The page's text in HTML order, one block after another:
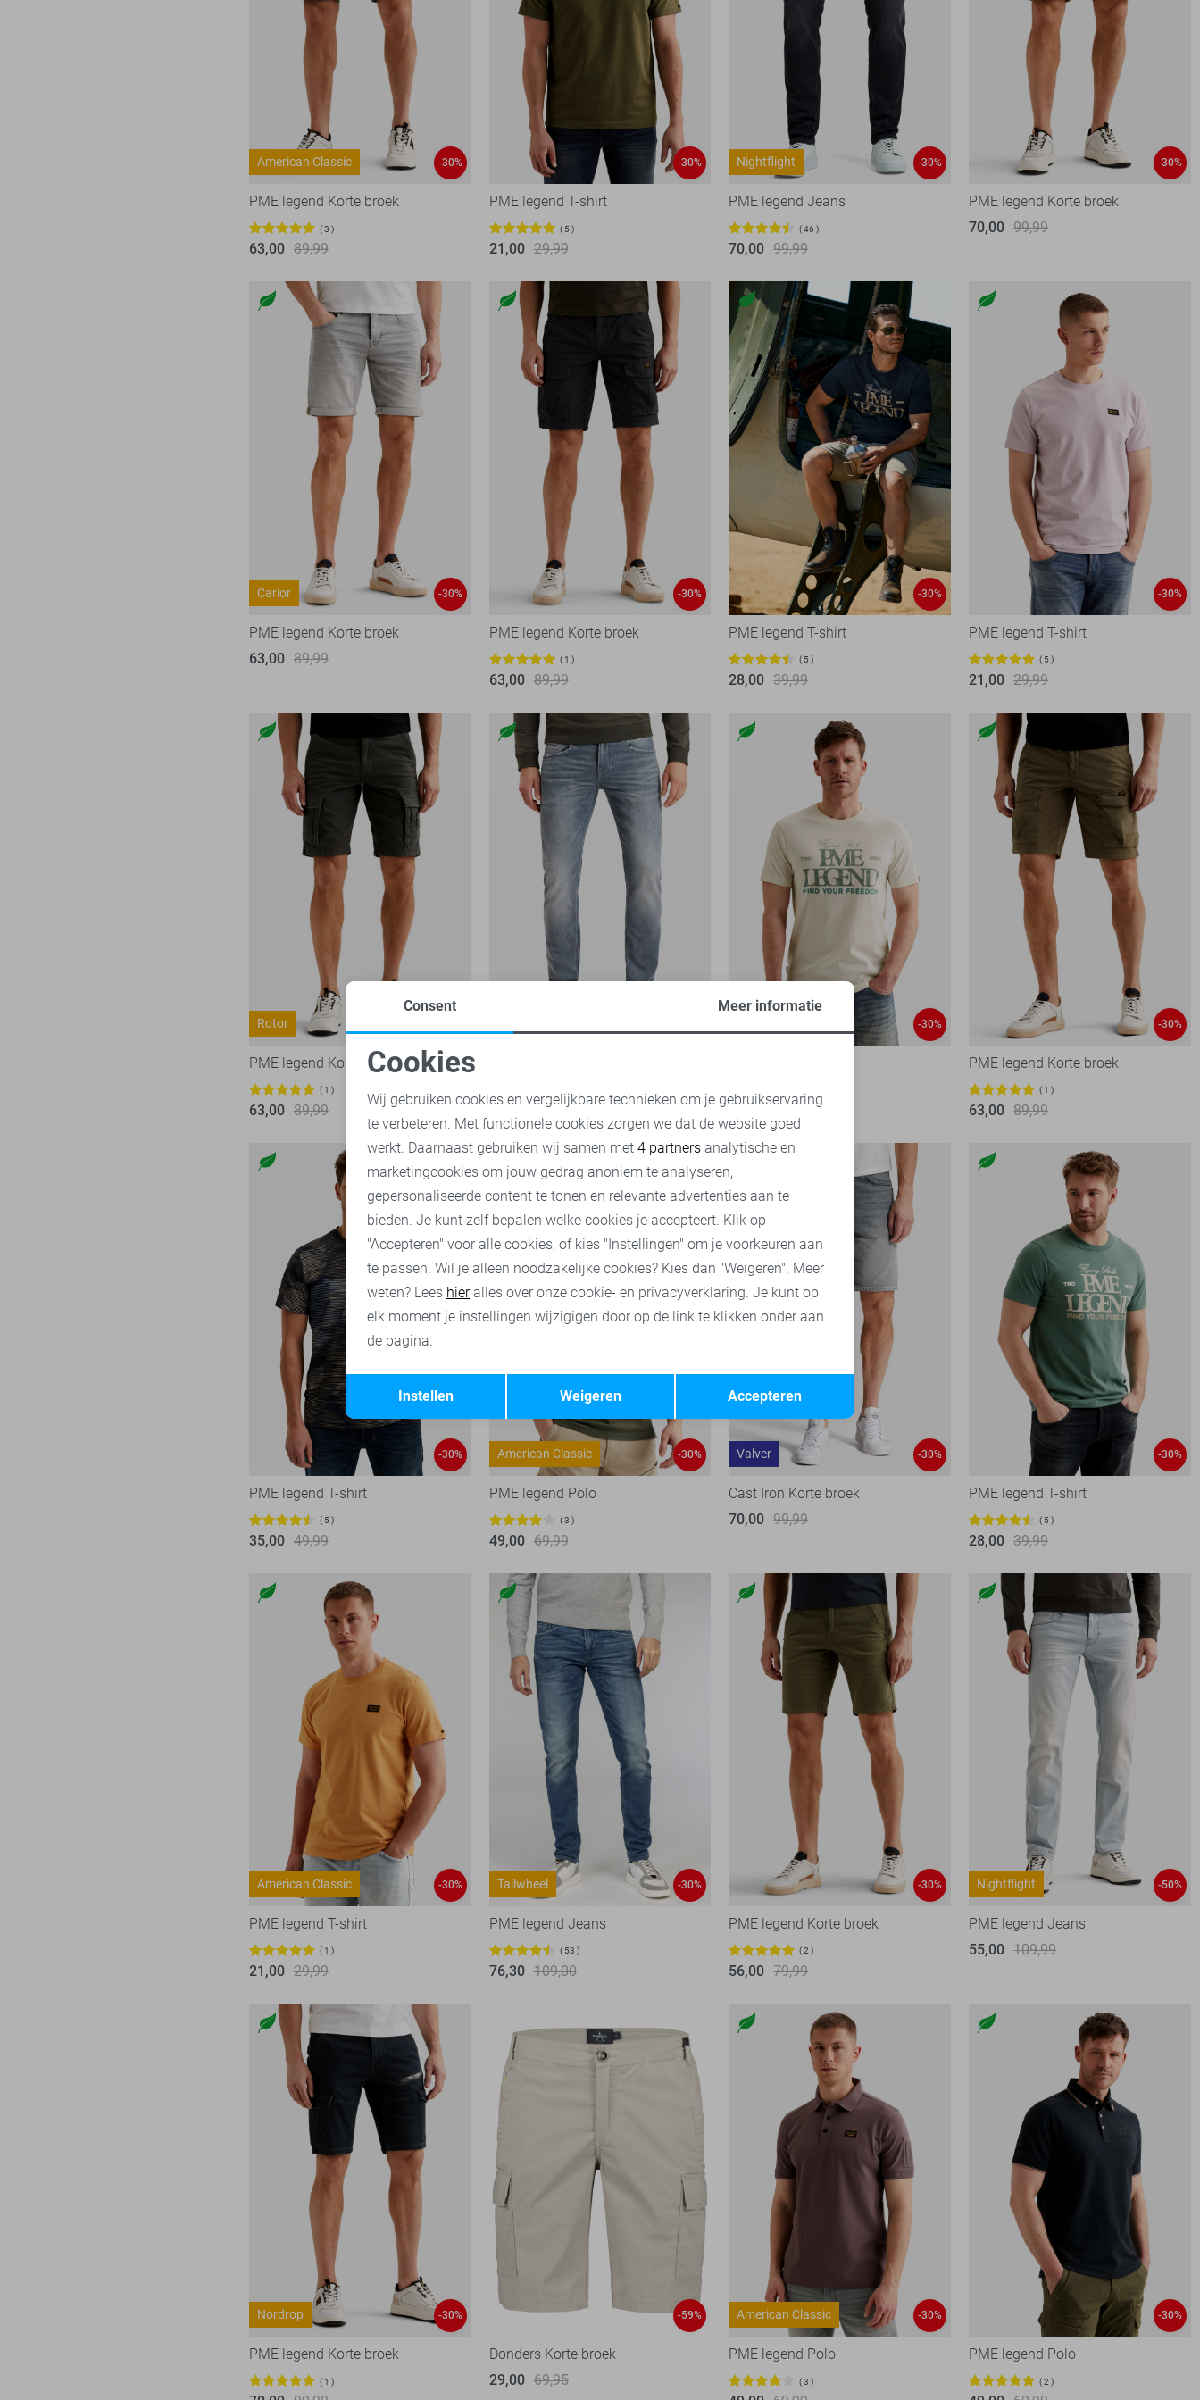
American Classic -30%
PME legend Korte broek
3
63,00 89,99
-30%
PME legend T-shirt
5
21,00 29,99
Nightflight -30%
PME legend Jeans
46
70,00 99,99
-30%
PME legend Korte broek
70,00 99,99
Carior -30%
PME legend Korte broek
63,00 89,99
-30%
PME legend Korte broek
1
63,00 89,99
-30%
PME legend T-shirt
5
28,00 39,99
-30%
PME legend T-shirt
5
21,00 29,99
Rotor
PME legend Korte broek
1
63,00 89,99 84,00 119,99
-30%
28,00 39,99
-30%
PME legend Korte broek
1
63,00 89,99
-30%
PME legend T-shirt
5
35,00 49,99
American Classic -30%
PME legend Polo
3
49,00 69,99
Valver -30%
Cast Iron Korte broek
70,00 99,99
-30%
PME legend T-shirt
5
28,00 39,99
American Classic -30%
PME legend T-shirt
1
21,00 29,99
Tailwheel -30%
PME legend Jeans
53
76,30 109,00
-30%
PME legend Korte broek
2
56,00 79,99
Nightflight -50%
PME legend Jeans
55,00 109,99
Nordrop -30%
PME legend Korte broek
1
-59%
Donders Korte broek
29,00 69,95
American Classic -30%
PME legend Polo
3
-30%
PME legend Polo
2
Noodzakelijke cookies
Analytische cookies Marketing cookies
Terug Opslaan
Consent Meer informatie
Cookies
Wij gebruiken cookies en vergelijkbare technieken om je gebruikservaring
te verbeteren. Met functionele cookies zorgen we dat de website goed
werkt. Daarnaast gebruiken wij samen met 4 partners analytische en
marketingcookies om jouw gedrag anoniem te analyseren,
gepersonaliseerde content te tonen en relevante advertenties aan te
bieden. Je kunt zelf bepalen welke cookies je accepteert. Klik op
"Accepteren" voor alle cookies, of kies "Instellingen" om je voorkeuren aan
te passen. Wil je alleen noodzakelijke cookies? Kies dan "Weigeren". Meer
weten? Lees hieralles over onze cookie- en privacyverklaring. Je kunt op
elk moment je instellingen wijzigigen door op de link te klikken onder aan
de pagina.
Accepteren
Weigeren
Instellen